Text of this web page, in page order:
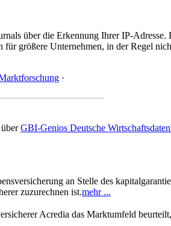
über die Erkennung Ihrer IP-
größere Unternehmen, in der Regel
·
GBI-Genios Deutsche
an Stelle des
zuzurechnen ist.mehr ...
Acredia das Marktumfeld beurteilt,